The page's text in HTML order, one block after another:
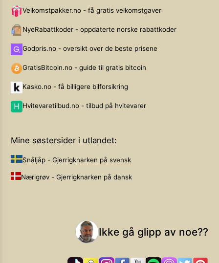
Velkomstpakker.no - få gratis velkomstgaver
NyeRabattkoder - oppdaterte norske rabattkoder
Godpris.no - oversikt over de beste prisene
GratisBitcoin.no - guide til gratis bitcoin
Kasko.no - få billigere bilforsikring
Hvitevaretilbud.no - tilbud på hvitevarer
Mine søstersider i utlandet:
Snåljåp - Gjerrigknarken på svensk
Nærigrøv - Gjerrigknarken på dansk
Ikke gå glipp av noe??